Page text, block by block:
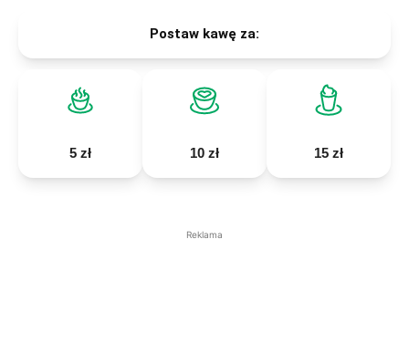
Postaw kawę za:
5 zł 10 zł 15 zł
Reklama